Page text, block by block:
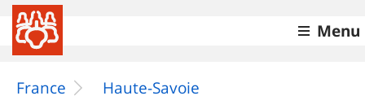
Menu
France Haute-Savoie